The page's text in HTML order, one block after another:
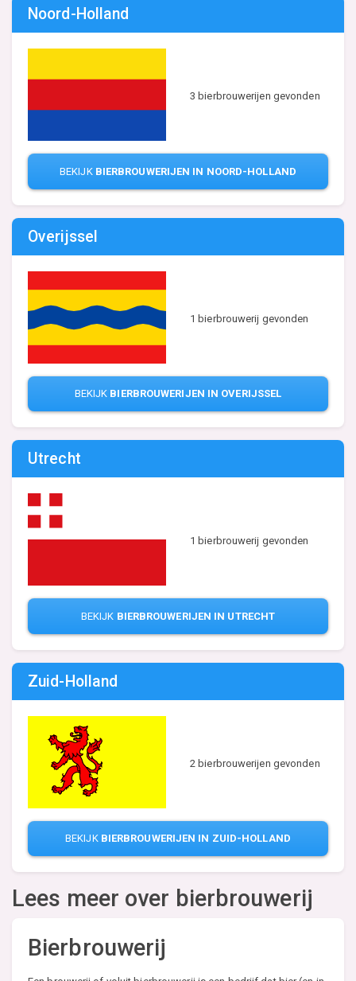
Noord-Holland
3 bierbrouwerijen gevonden
BEKIJK BIERBROUWERIJEN IN NOORD-HOLLAND
Overijssel
1 bierbrouwerij gevonden
BEKIJK BIERBROUWERIJEN IN OVERIJSSEL
Utrecht
1 bierbrouwerij gevonden
BEKIJK BIERBROUWERIJEN IN UTRECHT
Zuid-Holland
2 bierbrouwerijen gevonden
BEKIJK BIERBROUWERIJEN IN ZUID-HOLLAND
Lees meer over bierbrouwerij
Bierbrouwerij